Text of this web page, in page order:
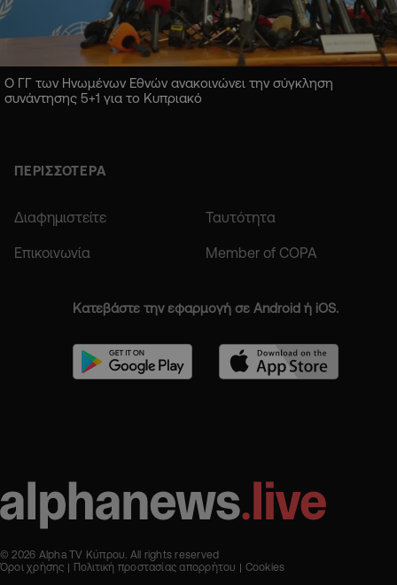
Ο ΓΓ των Ηνωμένων Εθνών ανακοινώνει την σύγκληση
συνάντησης 5+1 για το Κυπριακό
ΠΕΡΙΣΣΟΤΕΡΑ
Διαφημιστείτε Ταυτότητα
Επικοινωνία Member of COPA
Κατεβάστε την εφαρμογή σε Android ή iOS.
© 2026 Alpha TV Κύπρου. All rights reserved
Όροι χρήσης
Πολιτική προστασίας απορρήτου Cookies